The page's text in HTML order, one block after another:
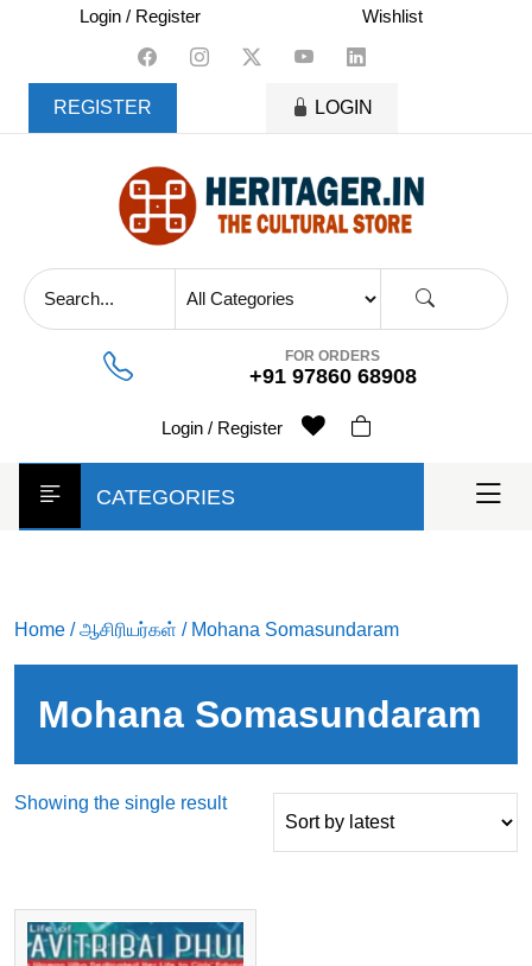
content
Login / Register Wishlist
REGISTER LOGIN
FOR ORDERS
+91 97860 68908
Login / Register
CATEGORIES
Home /ஆசிரியர்கள் / Mohana Somasundaram
Mohana Somasundaram
Showing the single result